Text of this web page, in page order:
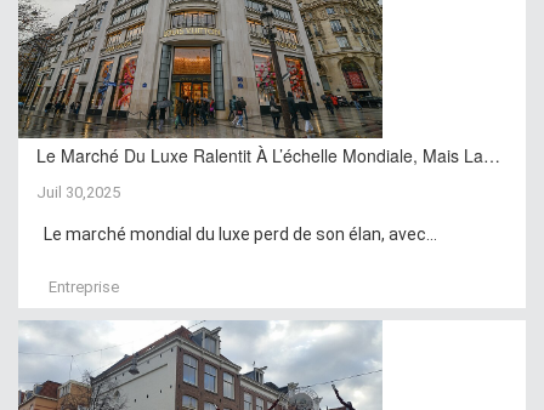
Le Marché Du Luxe Ralentit À L’échelle Mondiale, Mais La…
Juil 30,2025
Le marché mondial du luxe perd de son élan, avec...
Entreprise